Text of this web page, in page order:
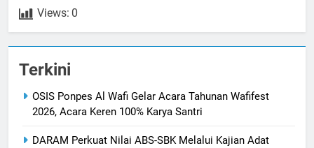
Views: 0
Terkini
OSIS Ponpes Al Wafi Gelar Acara Tahunan Wafifest
2026, Acara Keren 100% Karya Santri
DARAM Perkuat Nilai ABS-SBK Melalui Kajian Adat